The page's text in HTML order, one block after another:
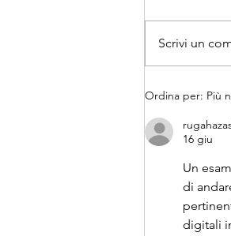
Gazzetta di
Scrivi un
Ordina per: Più
16 giu
Un
di
digitali